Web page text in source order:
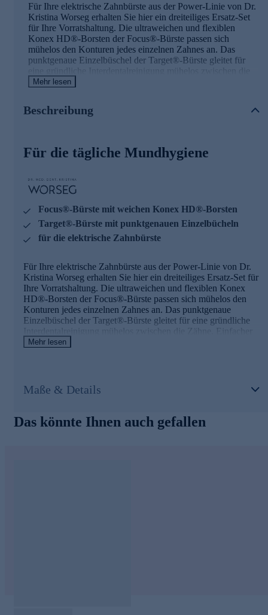
Für Ihre elektrische Zahnbürste aus der Power-Linie von Dr.
Kristina Worseg erhalten Sie hier ein dreiteiliges Ersatz-Set
für Ihre Vorratshaltung. Die ultraweichen und flexiblen
Konex HD®-Borsten der Focus®-Bürste passen sich
mühelos den Konturen jedes einzelnen Zahnes an. Das
punktgenaue Einzelbüschel der Target®-Bürste gleitet für
eine gründliche Interdentalreinigung mühelos zwischen die
Zähne. Einfacher und effektiver kann Zähneputzen nicht
Mehr lesen
Beschreibung
Für die tägliche Mundhygiene
Focus®-Bürste mit weichen Konex HD®-Borsten
Target®-Bürste mit punktgenauen Einzelbücheln
für die elektrische Zahnbürste
Für Ihre elektrische Zahnbürste aus der Power-Linie von Dr.
Kristina Worseg erhalten Sie hier ein dreiteiliges Ersatz-Set für
Ihre Vorratshaltung. Die ultraweichen und flexiblen Konex
HD®-Borsten der Focus®-Bürste passen sich mühelos den
Konturen jedes einzelnen Zahnes an. Das punktgenaue
Einzelbüschel der Target®-Bürste gleitet für eine gründliche
Interdentalreinigung mühelos zwischen die Zähne. Einfacher
und effektiver kann Zähneputzen nicht sein. Die Bürstenköpfe
Mehr lesen
Maße & Details
Das könnte Ihnen auch gefallen